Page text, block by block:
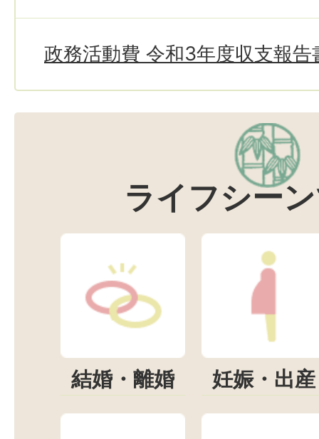
政務活動費 令和3年度収支報告
ライフシー
結婚・離婚 妊娠・出産